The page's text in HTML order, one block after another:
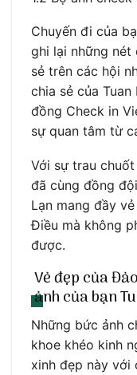
Chuyến đi của
ghi lại những nét
sẻ trên các hội
chia sẻ của
đồng Check in
sự quan tâm từ
Với sự trau chuốt
đã cùng đồng
Lạn mang đầy
Điều mà không
được.
Vẻ đẹp của
ảnh của bạn
Những bức ảnh
khoe khéo kinh
xinh đẹp này với